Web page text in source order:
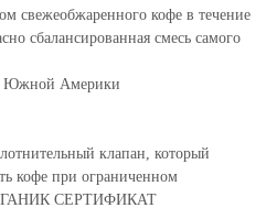
свежеобжаренного кофе в течение
сбалансированная смесь самого
Южной Америки
клапан, который
кофе при ограниченном
СЕРТИФИКАТ